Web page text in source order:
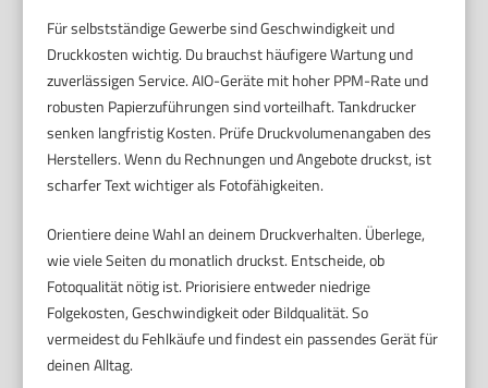
Für selbstständige Gewerbe sind Geschwindigkeit und
Druckkosten wichtig. Du brauchst häufigere Wartung und
zuverlässigen Service. AIO-Geräte mit hoher PPM-Rate und
robusten Papierzuführungen sind vorteilhaft. Tankdrucker
senken langfristig Kosten. Prüfe Druckvolumenangaben des
Herstellers. Wenn du Rechnungen und Angebote druckst, ist
scharfer Text wichtiger als Fotofähigkeiten.
Orientiere deine Wahl an deinem Druckverhalten. Überlege,
wie viele Seiten du monatlich druckst. Entscheide, ob
Fotoqualität nötig ist. Priorisiere entweder niedrige
Folgekosten, Geschwindigkeit oder Bildqualität. So
vermeidest du Fehlkäufe und findest ein passendes Gerät für
deinen Alltag.